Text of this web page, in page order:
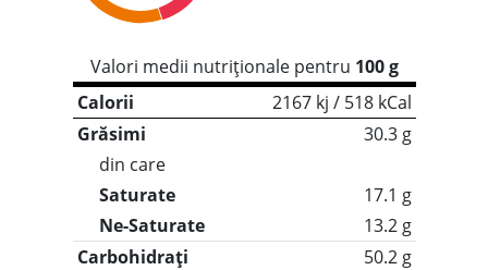
Valori medii nutriționale pentru 100 g
Calorii
2167 kj / 518 kCal
Grăsimi
30.3 g
din care
Saturate
17.1 g
Ne-Saturate
13.2 g
Carbohidrați
50.2 g